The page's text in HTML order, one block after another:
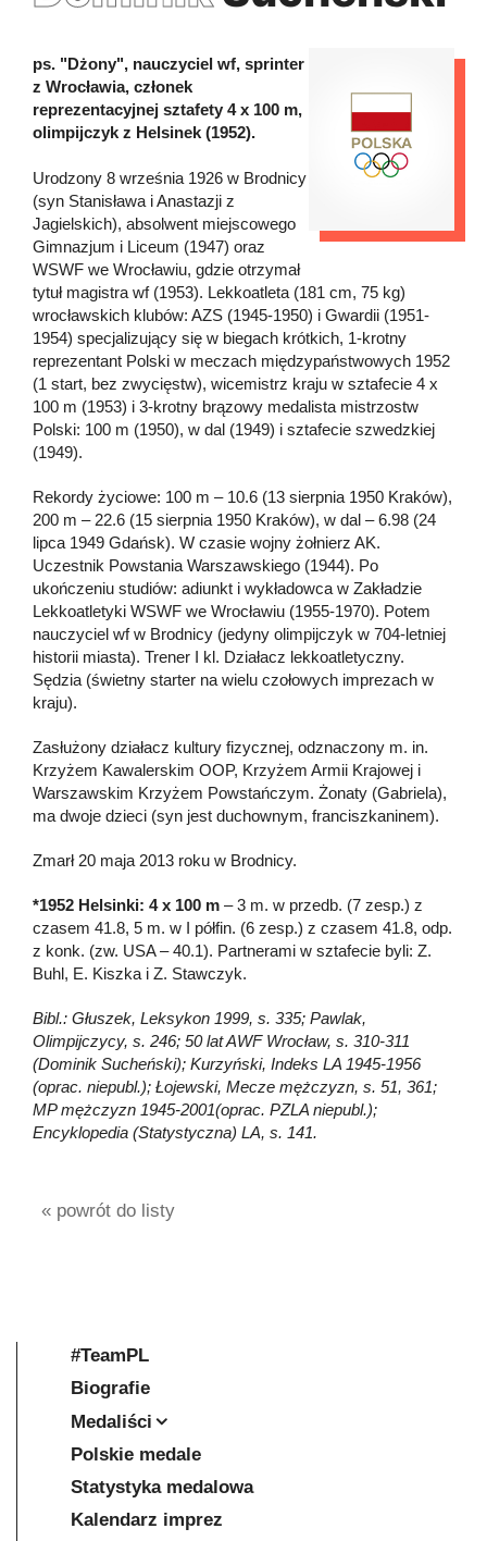
ps. "Dżony", nauczyciel wf, sprinter
z Wrocławia, członek
reprezentacyjnej sztafety 4 x 100 m,
olimpijczyk z Helsinek (1952).
Urodzony 8 września 1926 w Brodnicy
(syn Stanisława i Anastazji z
Jagielskich), absolwent miejscowego
Gimnazjum i Liceum (1947) oraz
WSWF we Wrocławiu, gdzie otrzymał
tytuł magistra wf (1953). Lekkoatleta (181 cm, 75 kg)
wrocławskich klubów: AZS (1945-1950) i Gwardii (1951-
1954) specjalizujący się w biegach krótkich, 1-krotny
reprezentant Polski w meczach międzypaństwowych 1952
(1 start, bez zwycięstw), wicemistrz kraju w sztafecie 4 x
100 m (1953) i 3-krotny brązowy medalista mistrzostw
Polski: 100 m (1950), w dal (1949) i sztafecie szwedzkiej
(1949).
Rekordy życiowe: 100 m – 10.6 (13 sierpnia 1950 Kraków),
200 m – 22.6 (15 sierpnia 1950 Kraków), w dal – 6.98 (24
lipca 1949 Gdańsk). W czasie wojny żołnierz AK.
Uczestnik Powstania Warszawskiego (1944). Po
ukończeniu studiów: adiunkt i wykładowca w Zakładzie
Lekkoatletyki WSWF we Wrocławiu (1955-1970). Potem
nauczyciel wf w Brodnicy (jedyny olimpijczyk w 704-letniej
historii miasta). Trener I kl. Działacz lekkoatletyczny.
Sędzia (świetny starter na wielu czołowych imprezach w
kraju).
Zasłużony działacz kultury fizycznej, odznaczony m. in.
Krzyżem Kawalerskim OOP, Krzyżem Armii Krajowej i
Warszawskim Krzyżem Powstańczym. Żonaty (Gabriela),
ma dwoje dzieci (syn jest duchownym, franciszkaninem).
Zmarł 20 maja 2013 roku w Brodnicy.
*1952 Helsinki: 4 x 100 m – 3 m. w przedb. (7 zesp.) z
czasem 41.8, 5 m. w I półfin. (6 zesp.) z czasem 41.8, odp.
z konk. (zw. USA – 40.1). Partnerami w sztafecie byli: Z.
Buhl, E. Kiszka i Z. Stawczyk.
Bibl.: Głuszek, Leksykon 1999, s. 335; Pawlak,
Olimpijczycy, s. 246; 50 lat AWF Wrocław, s. 310-311
(Dominik Sucheński); Kurzyński, Indeks LA 1945-1956
(oprac. niepubl.); Łojewski, Mecze mężczyzn, s. 51, 361;
MP mężczyzn 1945-2001(oprac. PZLA niepubl.);
Encyklopedia (Statystyczna) LA, s. 141.
« powrót do listy
#TeamPL
Biografie
Medaliści
Polskie medale
Statystyka medalowa
Kalendarz imprez